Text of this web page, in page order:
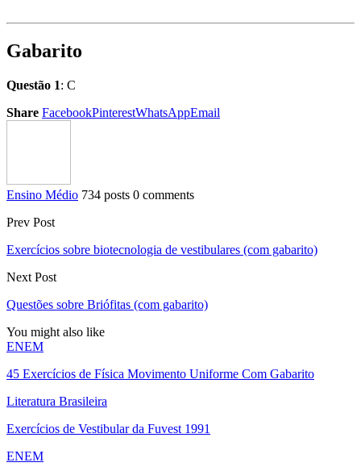
Gabarito
Questão 1: C
Share FacebookPinterestWhatsAppEmail
Ensino Médio 734 posts 0 comments
Prev Post
Exercícios sobre biotecnologia de vestibulares (com gabarito)
Next Post
Questões sobre Briófitas (com gabarito)
You might also like
ENEM
45 Exercícios de Física Movimento Uniforme Com Gabarito
Literatura Brasileira
Exercícios de Vestibular da Fuvest 1991
ENEM